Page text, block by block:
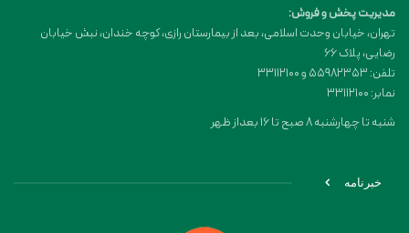
مدیریت پخش و فروش:
تهران، خیابان وحدت اسلامی، بعد از بیمارستان رازی، کوچه خندان، نبش خیابان
رضایی، پلاک ۶۶
تلفن: 55982353 و 33112100
نمابر: 33112100
شنبه تا چهارشنبه 8 صبح تا 16 بعداز ظهر
خبرنامه